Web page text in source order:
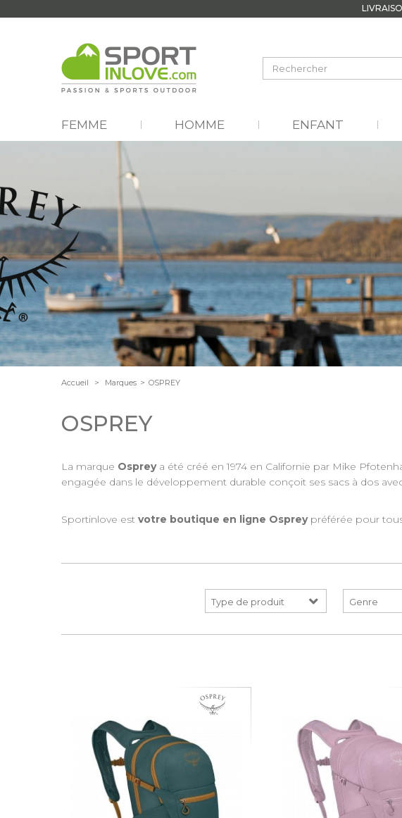
FEMME HOMME ENFANT
Accueil > Marques > OSPREY
OSPREY
La marque Ospreya été créé en 1974 en Californie par Mike
engagée dans le développement durable conçoit ses sacs à dos
Sportinlove est votre boutique en ligne Ospreypréférée pour